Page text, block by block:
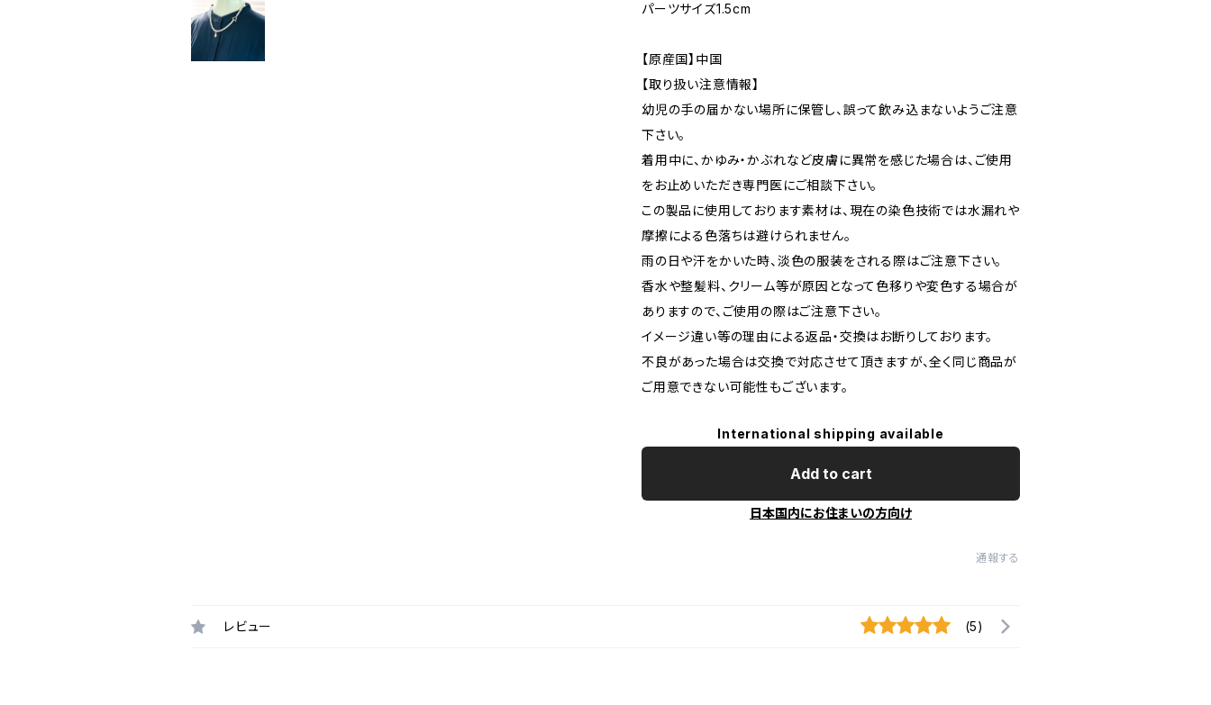
パーツサイズ1.5cm
【原産国】中国
【取り扱い注意情報】
幼児の手の届かない場所に保管し、誤って飲み込まないようご注意
下さい。
着用中に、かゆみ・かぶれなど皮膚に異常を感じた場合は、ご使用
をお止めいただき専門医にご相談下さい。
この製品に使用しております素材は、現在の染色技術では水漏れや
摩擦による色落ちは避けられません。
雨の日や汗をかいた時、淡色の服装をされる際はご注意下さい。
香水や整髪料、クリーム等が原因となって色移りや変色する場合が
ありますので、ご使用の際はご注意下さい。
イメージ違い等の理由による返品・交換はお断りしております。
不良があった場合は交換で対応させて頂きますが、全く同じ商品が
ご用意できない可能性もございます。
International shipping available
Add to cart
日本国内にお住まいの方向け
通報する
レビュー (5)